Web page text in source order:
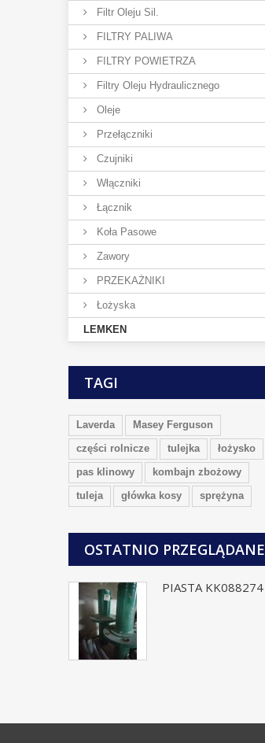
Filtr Oleju Sil.
FILTRY PALIWA
FILTRY POWIETRZA
Filtry Oleju Hydraulicznego
Oleje
Przełączniki
Czujniki
Włączniki
Łącznik
Koła Pasowe
Zawory
PRZEKAŻNIKI
Łożyska
LEMKEN
TAGI
Laverda
Masey Ferguson
części rolnicze
tulejka
łożysko
pas klinowy
kombajn zbożowy
tuleja
główka kosy sprężyna
OSTATNIO PRZEGLĄDANE
PIASTA KK088274